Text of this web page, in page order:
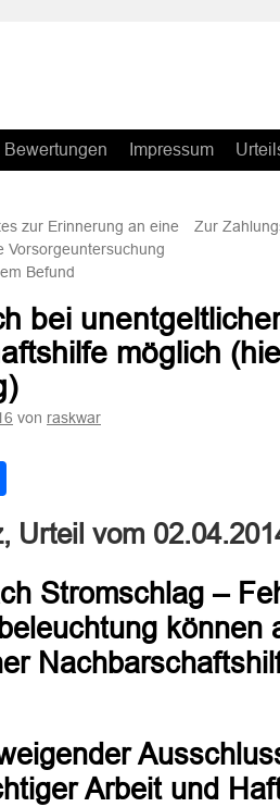
Bewertungen Impressum
zur Erinnerung an eine
Vorsorgeuntersuchung
Befund
Zur
bei unentgeltlicher
möglich
von raskwar
Urteil vom
Stromschlag –
können
Arbeit und